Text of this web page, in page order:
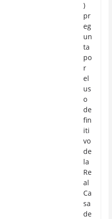
)
pr
eg
un
ta
po
r
el
us
o
de
fin
iti
vo
de
la
Re
al
Ca
sa
de